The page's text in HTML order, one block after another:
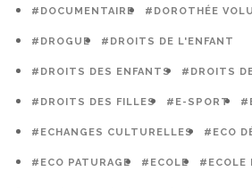
#DOCUMENTAIRE #DOROTHÉE
#DROGUE #DROITS DE L'ENFANT
#DROITS DES ENFANTS #DROITS
#DROITS DES FILLES #E-SPORT
#ECHANGES CULTURELLES #ECO
#ECO PATURAGE #ECOLE #ECOLE